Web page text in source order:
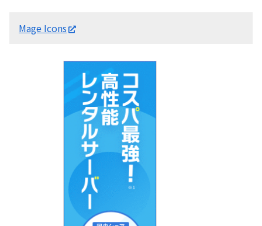
Mage Icons